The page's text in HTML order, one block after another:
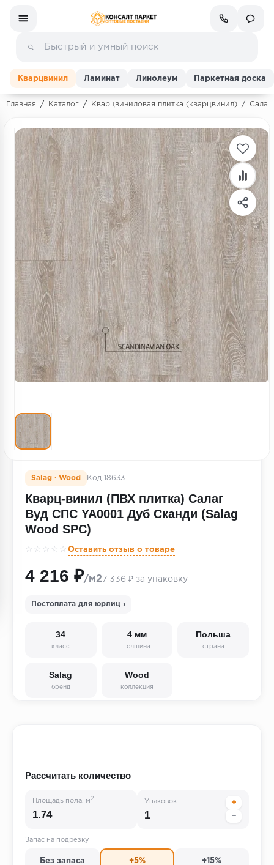
Ламинат
Линолеум
Кварц-винил (ПВХ плитка)
Инженерная доска
Паркетная доска
Террасная доска
Пробковое покрытие
Ковровая плитка
Плинтус
Строительные материалы
Кварцвинил Ламинат Линолеум Паркетная доска
Главная / Каталог / Кварцвиниловая плитка (кварцвинил) / Салаг
Salag · Wood Код 18633
Кварц-винил (ПВХ плитка) Салаг
Вуд СПС YA0001 Дуб Сканди (Salag
Wood SPC)
☆☆☆☆☆ Оставить отзыв о товаре
4 216 ₽/м2 7 336 ₽ за упаковку
Постоплата для юрлиц ›
34
класс
4 мм
толщина
Польша
страна
Salag
бренд
Wood
коллекция
Рассчитать количество
Площадь пола, м 2
Упаковок
+
−
Запас на подрезку
Без запаса +5% +15%